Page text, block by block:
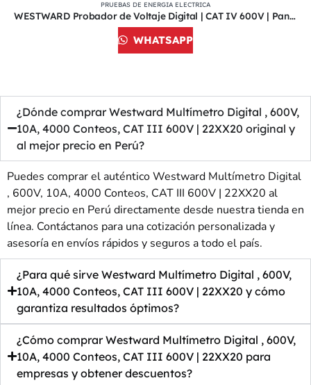
PRUEBAS DE ENERGIA ELECTRICA
WESTWARD Probador de Voltaje Digital | CAT IV 600V | Pantalla LCD | 28AF75
WHATSAPP
¿Dónde comprar Westward Multímetro Digital , 600V,
10A, 4000 Conteos, CAT III 600V | 22XX20 original y
al mejor precio en Perú?
Puedes comprar el auténtico Westward Multímetro Digital
, 600V, 10A, 4000 Conteos, CAT III 600V | 22XX20 al
mejor precio en Perú directamente desde nuestra tienda en
línea. Contáctanos para una cotización personalizada y
asesoría en envíos rápidos y seguros a todo el país.
¿Para qué sirve Westward Multímetro Digital , 600V,
10A, 4000 Conteos, CAT III 600V | 22XX20 y cómo
garantiza resultados óptimos?
¿Cómo comprar Westward Multímetro Digital , 600V,
10A, 4000 Conteos, CAT III 600V | 22XX20 para
empresas y obtener descuentos?